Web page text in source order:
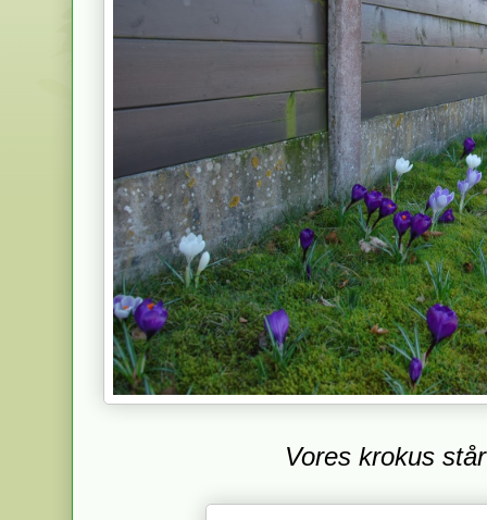
Vores krokus